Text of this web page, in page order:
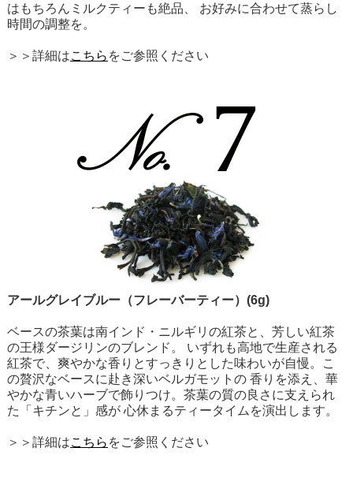
はもちろんミルクティーも絶品、 お好みに合わせて蒸らし
時間の調整を。
＞＞詳細はこちら をご参照ください
アールグレイブルー（フレーバーティー）(6g)
ベースの茶葉は南インド・ニルギリの紅茶と、芳しい紅茶
の王様ダージリンのブレンド。 いずれも高地で生産される
紅茶で、爽やかな香りとすっきりとした味わいが自慢。こ
の贅沢なベースに赴き深いベルガモットの 香りを添え、華
やかな青いハーブで飾りつけ。茶葉の質の良さに支えられ
た「キチンと」感が 心休まるティータイムを演出します。
＞＞詳細はこちら をご参照ください